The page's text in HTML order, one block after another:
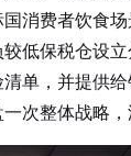
消费者饮食
低保税仓设立
，并提供
次整体战略